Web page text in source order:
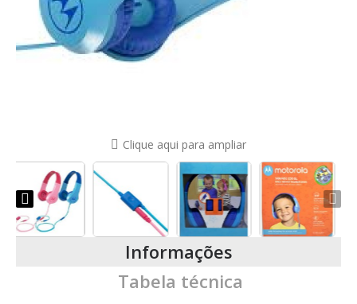
Clique aqui para ampliar
Informações
Tabela técnica